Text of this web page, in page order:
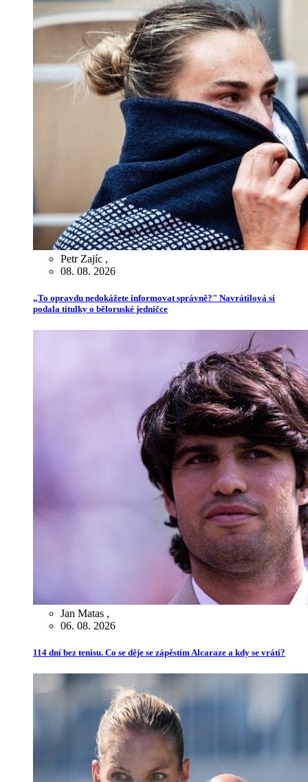
Petr Zajíc ,
08. 08. 2026
„To opravdu nedokážete informovat správně?" Navrátilová si
podala titulky o běloruské jedničce
Jan Matas ,
06. 08. 2026
114 dní bez tenisu. Co se děje se zápěstím Alcaraze a kdy se vrátí?